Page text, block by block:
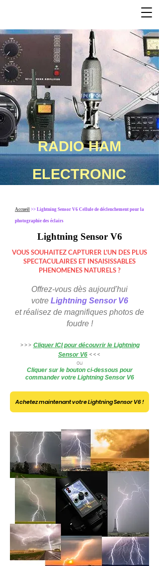
RADIO HAM
ELECTRONIC
Accueil >> Lightning Sensor V6 Cellule de déclenchement pour la
photographie des éclairs
Lightning Sensor V6
VOUS SOUHAITEZ CAPTURER L'UN DES PLUS
SPECTACULAIRES ET INSAISISSABLES
PHENOMENES NATURELS ?
Offrez-vous dès aujourd'hui
votre Lightning Sensor V6
et réalisez de magnifiques photos de
foudre !
>>> Cliquer ICI pour découvrir le Lightning
Sensor V6 <<<
ou
Cliquer sur le bouton ci-dessous pour
commander votre Lightning Sensor V6
Achetez maintenant votre Lightning Sensor V6 !